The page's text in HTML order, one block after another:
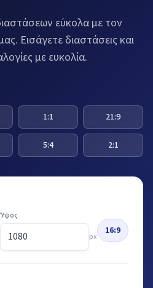
εύκολα με τον
Εισάγετε διαστάσεις και
με ευκολία.
1:1 21:9
5:4 2:1
Ύψος
px
16:9